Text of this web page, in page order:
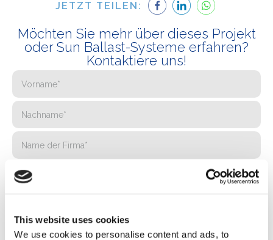
This website uses cookies
We use cookies to personalise content and ads, to
JETZT TEILEN:
Möchten Sie mehr über dieses Projekt
oder Sun Ballast-Systeme erfahren?
Kontaktiere uns!